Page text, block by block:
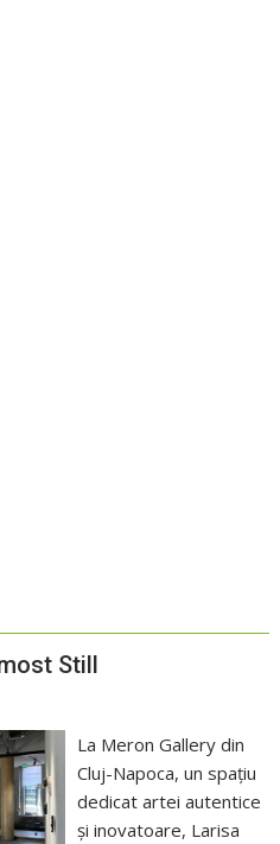
Still
La Meron Gallery din
Cluj-Napoca, un spațiu
dedicat artei autentice
și inovatoare, Larisa